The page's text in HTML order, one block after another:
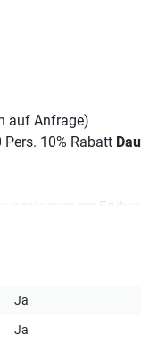
auf Anfrage)
10% Rabatt
Sekt-Cocktails (Auf
Ja
Ja